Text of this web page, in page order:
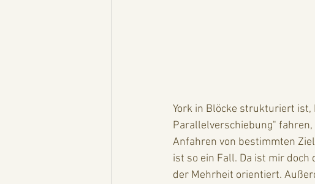
York in Blöcke strukturiert
Parallelverschiebung"
Anfahren von bestimmten
ist so ein Fall. Da ist mir
der Mehrheit orientiert.